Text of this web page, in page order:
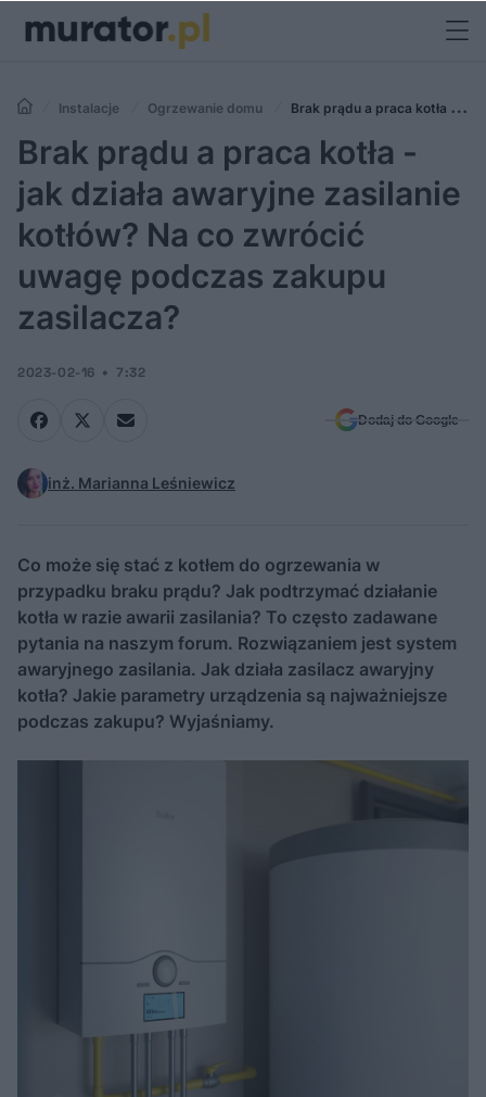
Instalacje Ogrzewanie domu
Brak prądu a praca kotła - jak
działa awaryjne zasilanie kotłów? Na co zwrócić uwagę podczas
zakupu zasilacza?
Brak prądu a praca kotła -
jak działa awaryjne zasilanie
kotłów? Na co zwrócić
uwagę podczas zakupu
zasilacza?
2023-02-16 7:32
Dodaj do Google
inż. Marianna Leśniewicz
Co może się stać z kotłem do ogrzewania w
przypadku braku prądu? Jak podtrzymać działanie
kotła w razie awarii zasilania? To często zadawane
pytania na naszym forum. Rozwiązaniem jest system
awaryjnego zasilania. Jak działa zasilacz awaryjny
kotła? Jakie parametry urządzenia są najważniejsze
podczas zakupu? Wyjaśniamy.